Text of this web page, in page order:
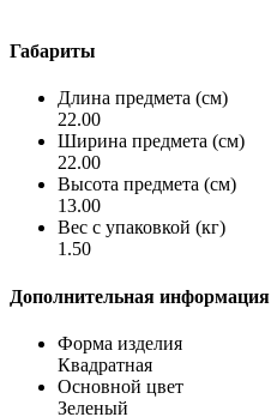
Габариты
Длина предмета (см)
22.00
Ширина предмета (см)
22.00
Высота предмета (см)
13.00
Вес с упаковкой (кг)
1.50
Дополнительная информация
Форма изделия
Квадратная
Основной цвет
Зеленый